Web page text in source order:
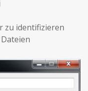
zu identifizieren